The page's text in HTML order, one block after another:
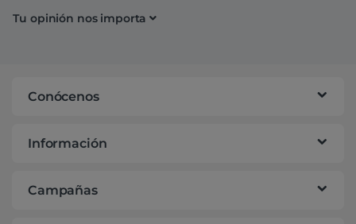
Tu opinión nos importa
Conócenos
Información
Campañas